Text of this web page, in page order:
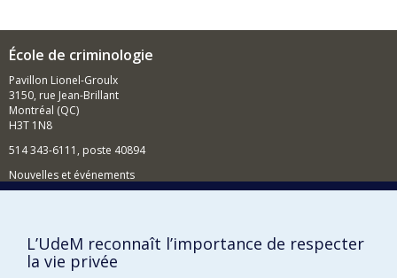
Axe secondaire
étudier les carrières criminelles, je cherche à
comprendre d’autres types de trajectoires telles que les
trajectoires de joueurs pathologiques ou encore celles
École de criminologie
Pavillon Lionel-Groulx
3150, rue Jean-Brillant
Montréal (QC)
H3T 1N8
514 343-6111, poste 40894
Nouvelles et événements
BESOIN D'AIDE?
Plan du site
L’UdeM reconnaît l’importance de respecter
la vie privée